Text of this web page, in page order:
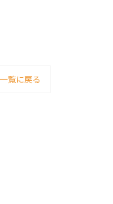
一覧に戻る